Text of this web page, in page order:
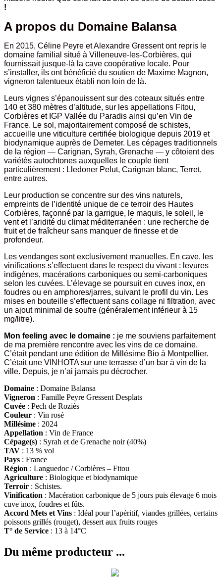
!
A propos du Domaine Balansa
En 2015, Céline Peyre et Alexandre Gressent ont repris le
domaine familial situé à Villeneuve-les-Corbières, qui
fournissait jusque-là la cave coopérative locale. Pour
s’installer, ils ont bénéficié du soutien de Maxime Magnon,
vigneron talentueux établi non loin de là.
Leurs vignes s’épanouissent sur des coteaux situés entre
140 et 380 mètres d’altitude, sur les appellations Fitou,
Corbières et IGP Vallée du Paradis ainsi qu’en Vin de
France. Le sol, majoritairement composé de schistes,
accueille une viticulture certifiée biologique depuis 2019 et
biodynamique auprès de Demeter. Les cépages traditionnels
de la région — Carignan, Syrah, Grenache — y côtoient des
variétés autochtones auxquelles le couple tient
particulièrement : Lledoner Pelut, Carignan blanc, Terret,
entre autres.
Leur production se concentre sur des vins naturels,
empreints de l’identité unique de ce terroir des Hautes
Corbières, façonné par la garrigue, le maquis, le soleil, le
vent et l’aridité du climat méditerranéen : une recherche de
fruit et de fraîcheur sans manquer de finesse et de
profondeur.
Les vendanges sont exclusivement manuelles. En cave, les
vinifications s’effectuent dans le respect du vivant : levures
indigènes, macérations carboniques ou semi-carboniques
selon les cuvées. L’élevage se poursuit en cuves inox, en
foudres ou en amphores/jarres, suivant le profil du vin. Les
mises en bouteille s’effectuent sans collage ni filtration, avec
un ajout minimal de soufre (généralement inférieur à 15
mg/litre).
Mon feeling avec le domaine : je me souviens parfaitement
de ma première rencontre avec les vins de ce domaine.
C’était pendant une édition de Millésime Bio à Montpellier.
C’était une VINHOTA sur une terrasse d’un bar à vin de la
ville. Depuis, je n’ai jamais pu décrocher.
Domaine : Domaine Balansa
Vigneron : Famille Peyre Gressent Desplats
Cuvée : Pech de Roziès
Couleur : Vin rosé
Millésime : 2024
Appellation : Vin de France
Cépage(s) : Syrah et de Grenache noir (40%)
TAV : 13 % vol
Pays : France
Région : Languedoc / Corbières – Fitou
Agriculture : Biologique et biodynamique
Terroir : Schistes.
Vinification : Macération carbonique de 5 jours puis élevage 6 mois
cuve inox, foudres et fûts.
Accord Mets et Vins : Idéal pour l’apéritif, viandes grillées, certains
poissons grillés (rouget), dessert aux fruits rouges
T° de Service : 13 à 14°C
Du même producteur ...